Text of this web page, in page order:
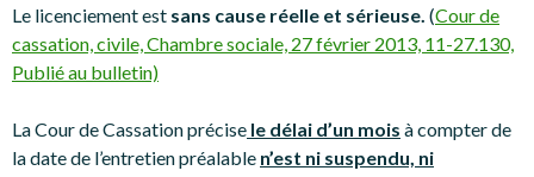
Le licenciement est sans cause réelle et sérieuse. (Cour de
cassation, civile, Chambre sociale, 27 février 2013, 11-27.130,
Publié au bulletin)
La Cour de Cassation précise le délai d’un mois à compter de
la date de l’entretien préalable n’est ni suspendu, ni